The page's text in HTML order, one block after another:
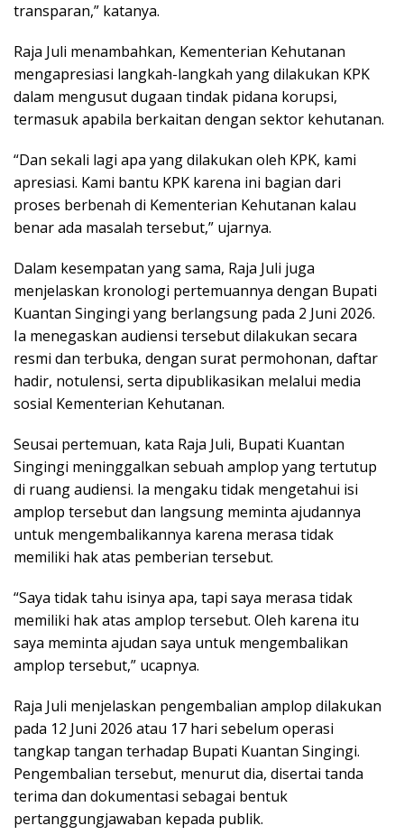
transparan,” katanya.
Raja Juli menambahkan, Kementerian Kehutanan
mengapresiasi langkah-langkah yang dilakukan KPK
dalam mengusut dugaan tindak pidana korupsi,
termasuk apabila berkaitan dengan sektor kehutanan.
“Dan sekali lagi apa yang dilakukan oleh KPK, kami
apresiasi. Kami bantu KPK karena ini bagian dari
proses berbenah di Kementerian Kehutanan kalau
benar ada masalah tersebut,” ujarnya.
Dalam kesempatan yang sama, Raja Juli juga
menjelaskan kronologi pertemuannya dengan Bupati
Kuantan Singingi yang berlangsung pada 2 Juni 2026.
Ia menegaskan audiensi tersebut dilakukan secara
resmi dan terbuka, dengan surat permohonan, daftar
hadir, notulensi, serta dipublikasikan melalui media
sosial Kementerian Kehutanan.
Seusai pertemuan, kata Raja Juli, Bupati Kuantan
Singingi meninggalkan sebuah amplop yang tertutup
di ruang audiensi. Ia mengaku tidak mengetahui isi
amplop tersebut dan langsung meminta ajudannya
untuk mengembalikannya karena merasa tidak
memiliki hak atas pemberian tersebut.
“Saya tidak tahu isinya apa, tapi saya merasa tidak
memiliki hak atas amplop tersebut. Oleh karena itu
saya meminta ajudan saya untuk mengembalikan
amplop tersebut,” ucapnya.
Raja Juli menjelaskan pengembalian amplop dilakukan
pada 12 Juni 2026 atau 17 hari sebelum operasi
tangkap tangan terhadap Bupati Kuantan Singingi.
Pengembalian tersebut, menurut dia, disertai tanda
terima dan dokumentasi sebagai bentuk
pertanggungjawaban kepada publik.